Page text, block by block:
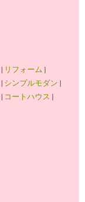
| リフォーム |
| シンプルモダン |
| コートハウス |